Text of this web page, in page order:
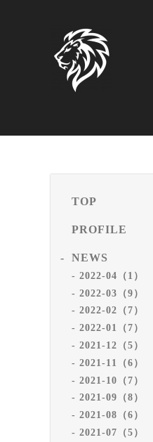
TOP
PROFILE
NEWS
2022-04（1）
2022-03（9）
2022-02（7）
2022-01（7）
2021-12（5）
2021-11（6）
2021-10（7）
2021-09（8）
2021-08（6）
2021-07（5）